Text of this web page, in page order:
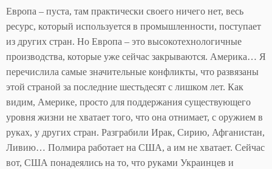
Европа – пуста, там практически своего ничего нет, весь
ресурс, который используется в промышленности, поступает
из других стран. Но Европа – это высокотехнологичные
производства, которые уже сейчас закрываются. Америка… Я
перечислила самые значительные конфликты, что развязаны
этой страной за последние шестьдесят с лишком лет. Как
видим, Америке, просто для поддержания существующего
уровня жизни не хватает того, что она отнимает, с оружием в
руках, у других стран. Разграбили Ирак, Сирию, Афганистан,
Ливию… Полмира работает на США, а им не хватает. Сейчас
вот, США понадеялись на то, что руками Украинцев и